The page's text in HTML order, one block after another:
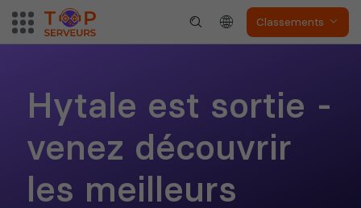
Classements
Hytale est sortie -
venez découvrir
les meilleurs